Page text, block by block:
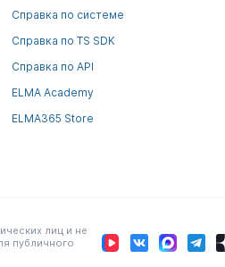
Справка по системе
Справка по TS SDK
Справка по API
ELMA Academy
ELMA365 Store
лиц и не
публичного